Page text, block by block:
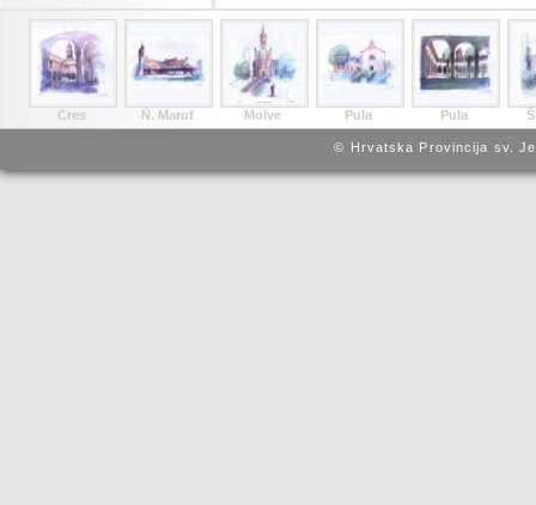
Cres N. Marof Molve Pula Pula
© Hrvatska Provincija sv.